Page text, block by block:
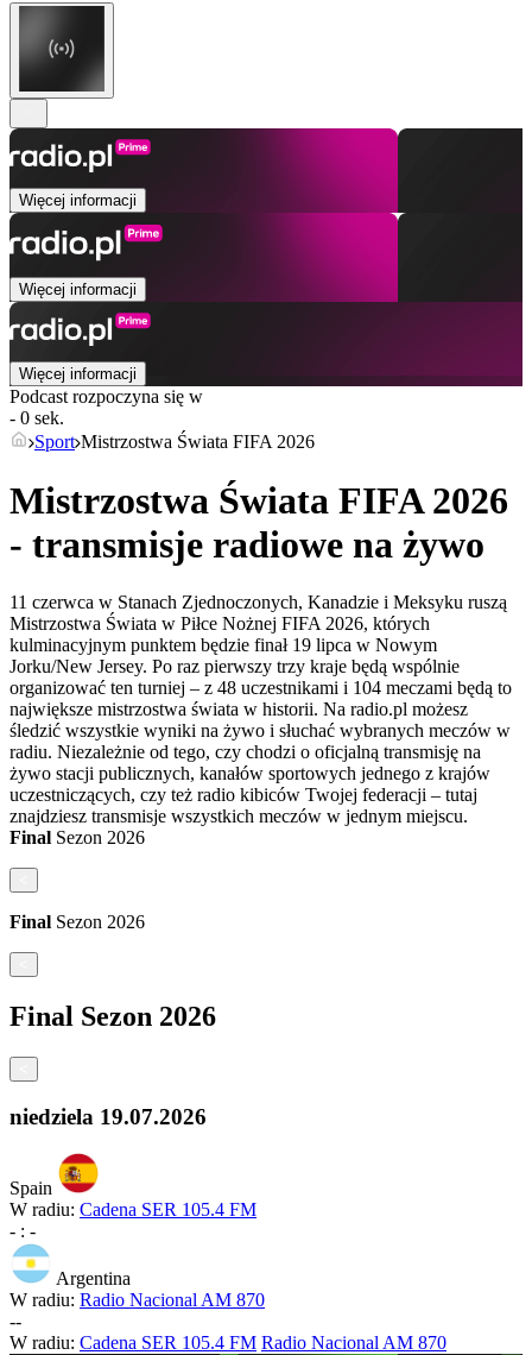
Więcej informacji
Więcej informacji
Więcej informacji
Podcast rozpoczyna się w
- 0 sek.
Sport Mistrzostwa Świata FIFA 2026
Mistrzostwa Świata FIFA 2026
- transmisje radiowe na żywo
11 czerwca w Stanach Zjednoczonych, Kanadzie i Meksyku ruszą
Mistrzostwa Świata w Piłce Nożnej FIFA 2026, których
kulminacyjnym punktem będzie finał 19 lipca w Nowym
Jorku/New Jersey. Po raz pierwszy trzy kraje będą wspólnie
organizować ten turniej – z 48 uczestnikami i 104 meczami będą to
największe mistrzostwa świata w historii. Na radio.pl możesz
śledzić wszystkie wyniki na żywo i słuchać wybranych meczów w
radiu. Niezależnie od tego, czy chodzi o oficjalną transmisję na
żywo stacji publicznych, kanałów sportowych jednego z krajów
uczestniczących, czy też radio kibiców Twojej federacji – tutaj
znajdziesz transmisje wszystkich meczów w jednym miejscu.
Final Sezon 2026
Final Sezon 2026
Final Sezon 2026
niedziela 19.07.2026
Spain
W radiu: Cadena SER 105.4 FM
- : -
Argentina
W radiu: Radio Nacional AM 870
--
W radiu: Cadena SER 105.4 FM Radio Nacional AM 870